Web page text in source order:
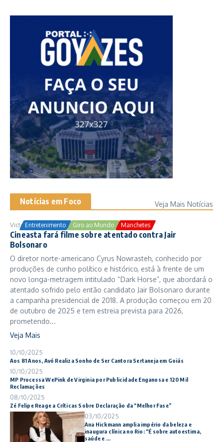
Notícias em Foco Veja Mais Notícias
Entretenimento Giro ao Mundo Manchetes
Victor Samuel 24/10/2025
Cineasta fará filme sobre atentado contra Jair
Bolsonaro
O diretor norte-americano Cyrus Nowrasteh, conhecido por
produções de cunho político e histórico, está à frente de um
novo longa-metragem intitulado “Dark Horse”, que abordará o
atentado sofrido pelo então candidato Jair Bolsonaro durante
a campanha presidencial de 2018. A produção começou em 20
de outubro de 2025 e tem estreia prevista para 2026,
prometendo...
Veja Mais
10/10/2025
Aos 81 Anos, Avó Realiza Sonho de Ser Cantora Sertaneja em Goiás
10/10/2025
MP Processa WePink de Virginia por Publicidade Enganosa e 120 Mil
Reclamações
08/10/2025
Zé Felipe Reage a Críticas Sobre Declaração da “Melhor Fase”
03/10/2025
Ana Hickmann amplia império da beleza e
inaugura clínica no Rio: “É sobre autoestima,
saúde e ...